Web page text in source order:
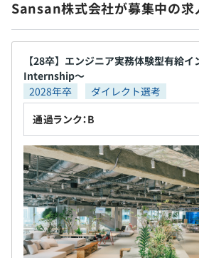
昇給年1回（6月）
各種社会保険完備
無期雇用
債権管理といった、さまざまな業
決する、経理AXサービスです。
った証憑書類が関わる全社の業務
ら変えることで、経理部門に限らず
契約データベースが、利益を守る
「Contract One」 Contract One
ン）は、Sansan株式会社が提供
スです。紙や電子といった形式を
じめとする取引書類を一元化。自
レーター補正を組み合わせて、正
し、取引書類同士の関係性を自動
引の全体像や変遷を俯瞰できるデ
することで、機会の損失や信用の
断をサポートし、企業の利益を守ります
プリ「Eight」 Eightは、出会いの
Sansan株式会社が募集中の求
【28卒】エンジニア実務体験型有給
Internship〜
2028年卒
ダイレクト選考
通過ランク：B